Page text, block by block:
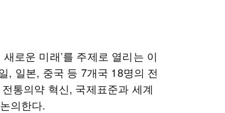
로운 미래’를 주제로 열리는 이
, 일본, 중국 등 7개국 18명의 전
통의약 혁신, 국제표준과 세계
의한다.